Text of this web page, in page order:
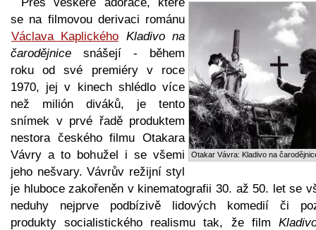
Otakar Vávra: Kladivo na
se na filmovou derivaci románu
Václava Kaplického Kladivo na
čarodějnice snášejí - během
roku od své premiéry v roce
1970, jej v kinech shlédlo více
než milión diváků, je tento
snímek v prvé řadě produktem
nestora českého filmu Otakara
Vávry a to bohužel i se všemi
jeho nešvary. Vávrův režijní styl
je hluboce zakořeněn v kinematografii 30. až 50. let se
neduhy nejprve podbízivě lidových komedií či
produkty socialistického realismu tak, že film